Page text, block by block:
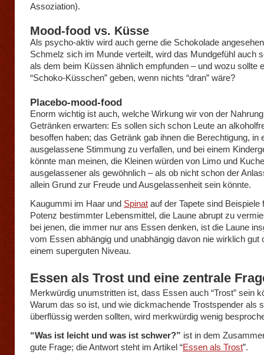
Assoziation).
Mood-food vs. Küsse
Als psycho-aktiv wird auch gerne die Schokolade
Schmelz sich im Munde verteilt, wird das Mundgefühl auch
als dem beim Küssen ähnlich empfunden – und wozu sollte
“Schoko-Küsschen” geben, wenn nichts “dran” wäre?
Placebo-mood-food
Enorm wichtig ist auch, welche Wirkung wir von der
Getränken erwarten: Es sollen sich schon Leute an
besoffen haben; das Getränk gab ihnen die Berechtigung, in
ausgelassene Stimmung zu verfallen, und bei einem
könnte man meinen, die Kleinen würden von Limo und
ausgelassener als gewöhnlich – als ob nicht schon der
allein Grund zur Freude und Ausgelassenheit sein könnte.
Kaugummi im Haar und Spinat auf der Tapete sind Beispiele
Potenz bestimmter Lebensmittel, die Laune abrupt zu
bei jenen, die immer nur ans Essen denken, ist die Laune
vom Essen abhängig und unabhängig davon nie wirklich gut
einem superguten Niveau.
Essen als Trost und eine zentrale
Merkwürdig unumstritten ist, dass Essen auch “Trost” sein
Warum das so ist, und wie dickmachende Trostspender als
überflüssig werden sollten, wird merkwürdig wenig
“Was ist leicht und was ist schwer?” ist in dem
gute Frage; die Antwort steht im Artikel “Essen als Trost”.